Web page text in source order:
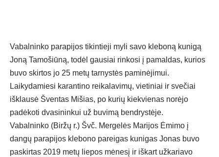
Vabalninko parapijos tikintieji myli savo kleboną kunigą
Joną Tamošiūną, todėl gausiai rinkosi į pamaldas, kurios
buvo skirtos jo 25 metų tarnystės paminėjimui.
Laikydamiesi karantino reikalavimų, vietiniai ir svečiai
išklausė Šventas Mišias, po kurių kiekvienas norėjo
padėkoti dvasininkui už buvimą bendrystėje.
Vabalninko (Biržų r.) Švč. Mergelės Marijos Ėmimo į
dangų parapijos klebono pareigas kunigas Jonas buvo
paskirtas 2019 metų liepos mėnesį ir iškart užkariavo